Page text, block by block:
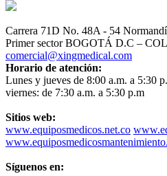
Carrera 71D No. 48A - 54
Primer sector BOGOTÁ D.C –
comercial@xingmedical.com
Horario de atención:
Lunes y jueves de 8:00 a.m. a 5:30
viernes: de 7:30 a.m. a 5:30 p.m
Sitios web:
www.equiposmedicos.net.co
Síguenos en: